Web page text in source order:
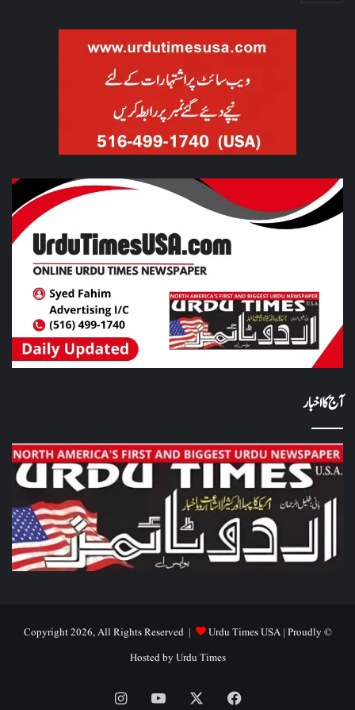
آج کا اخبار
© Copyright 2026, All Rights Reserved |
Urdu Times USA| Proudly
Hosted byUrdu Times
Facebook
YouTube